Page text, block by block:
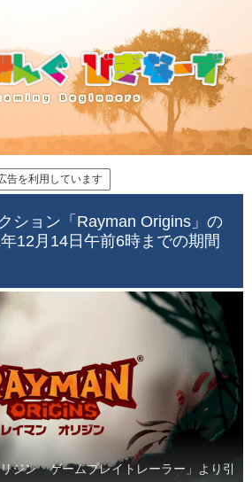
告を利用しています
ション「Rayman Origins」の
12月14日午前6時までの期間
ジン ゲームプレイトレーラー」より引